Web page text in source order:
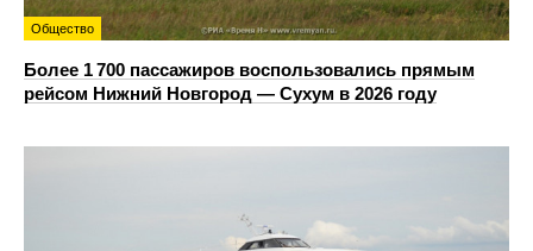
Общество
Более 1 700 пассажиров воспользовались прямым
рейсом Нижний Новгород — Сухум в 2026 году